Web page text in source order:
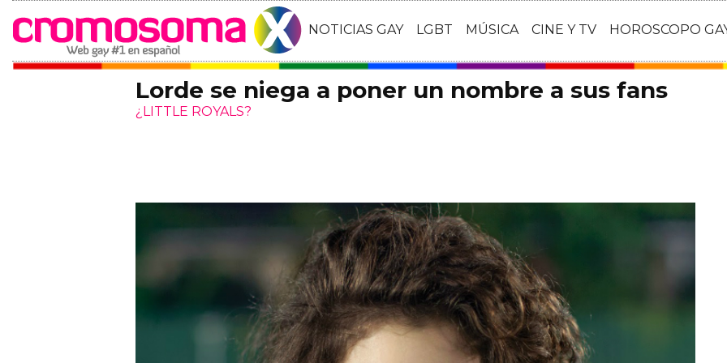
NOTICIAS GAY LGBT MÚSICA CINE Y TV HOROSCOPO
Lorde se niega a poner un nombre a sus fans
¿LITTLE ROYALS?